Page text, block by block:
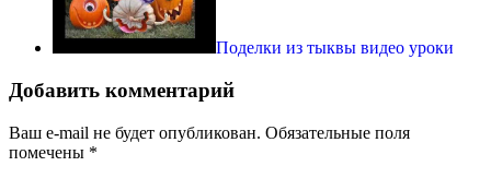
Поделки из тыквы видео уроки
Добавить комментарий
Ваш e-mail не будет опубликован. Обязательные поля
помечены *